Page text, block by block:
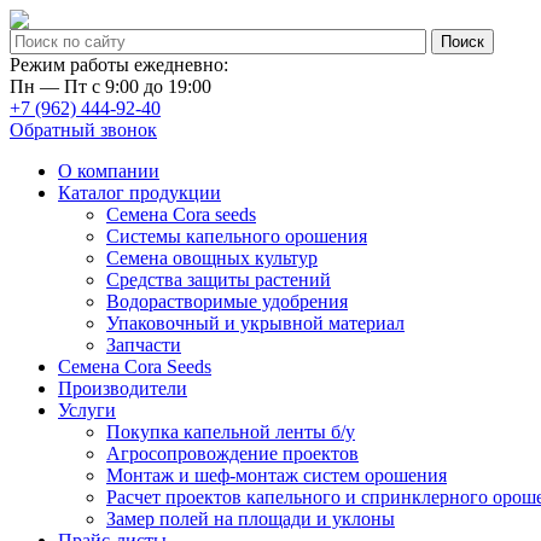
Режим работы ежедневно:
Пн — Пт с 9:00 до 19:00
+7 (962) 444-92-40
Обратный звонок
О компании
Каталог продукции
Семена Cora seeds
Системы капельного орошения
Семена овощных культур
Средства защиты растений
Водорастворимые удобрения
Упаковочный и укрывной материал
Запчасти
Семена Cora Seeds
Производители
Услуги
Покупка капельной ленты б/у
Агросопровождение проектов
Монтаж и шеф-монтаж систем орошения
Расчет проектов капельного и спринклерного
Замер полей на площади и уклоны